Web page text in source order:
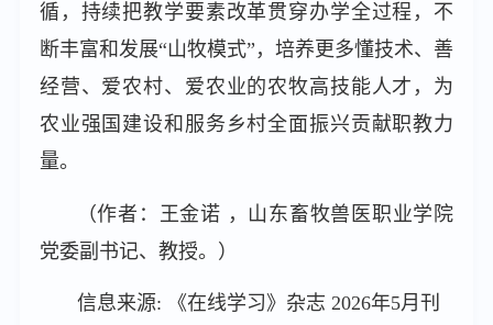
循，持续把教学要素改革贯穿办学全过程，不
断丰富和发展“山牧模式”，培养更多懂技术、善
经营、爱农村、爱农业的农牧高技能人才，为
农业强国建设和服务乡村全面振兴贡献职教力
量。
（作者：王金诺 ，山东畜牧兽医职业学院
党委副书记、教授。）
信息来源: 《在线学习》杂志 2026年5月刊